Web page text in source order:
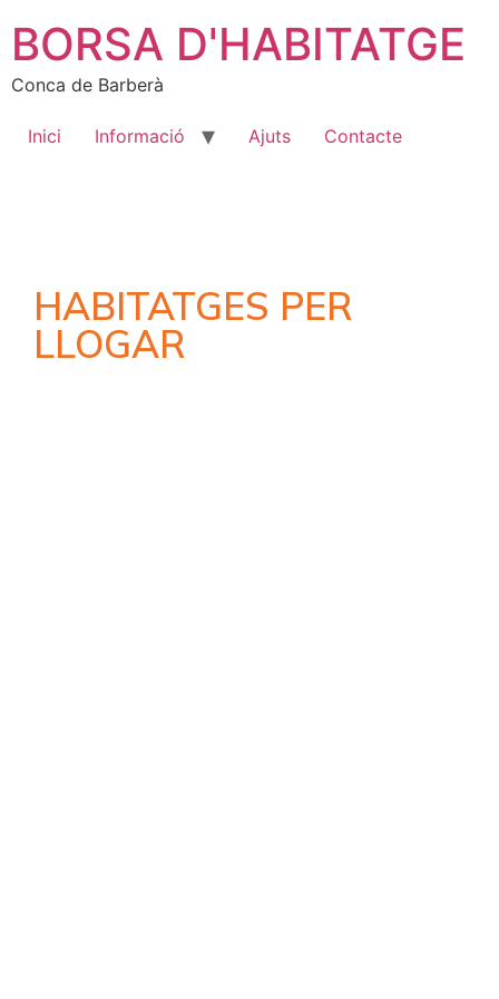
BORSA D'HABITATGE
Conca de Barberà
Inici Informació Ajuts Contacte
HABITATGES PER
LLOGAR